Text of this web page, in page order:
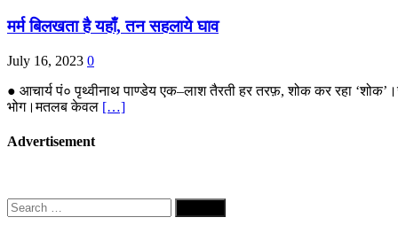
मर्म बिलखता है यहाँ, तन सहलाये घाव
July 16, 2023 0
● आचार्य पं० पृथ्वीनाथ पाण्डेय एक–लाश तैरती हर तरफ़, शोक कर रहा
भोग।मतलब केवल […]
Advertisement
Search
for: